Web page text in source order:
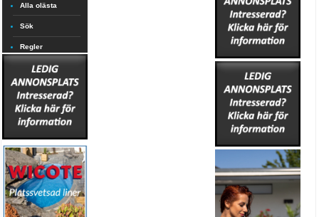
Alla olästa
Sök
Regler